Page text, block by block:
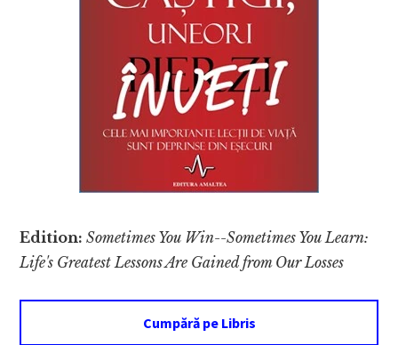
Edition:Sometimes You Win--Sometimes You Learn:
Life's Greatest Lessons Are Gained from Our Losses
Cumpără pe Libris